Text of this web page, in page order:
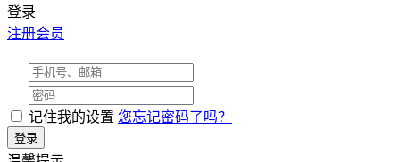
登录
注册会员
记住我的设置 您忘记密码了吗？